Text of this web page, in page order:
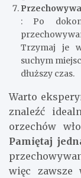
: Po
Trzymaj je
suchym
dłuższy czas.
Warto
znaleźć
orzechów
Pamiętaj
więc zawsze